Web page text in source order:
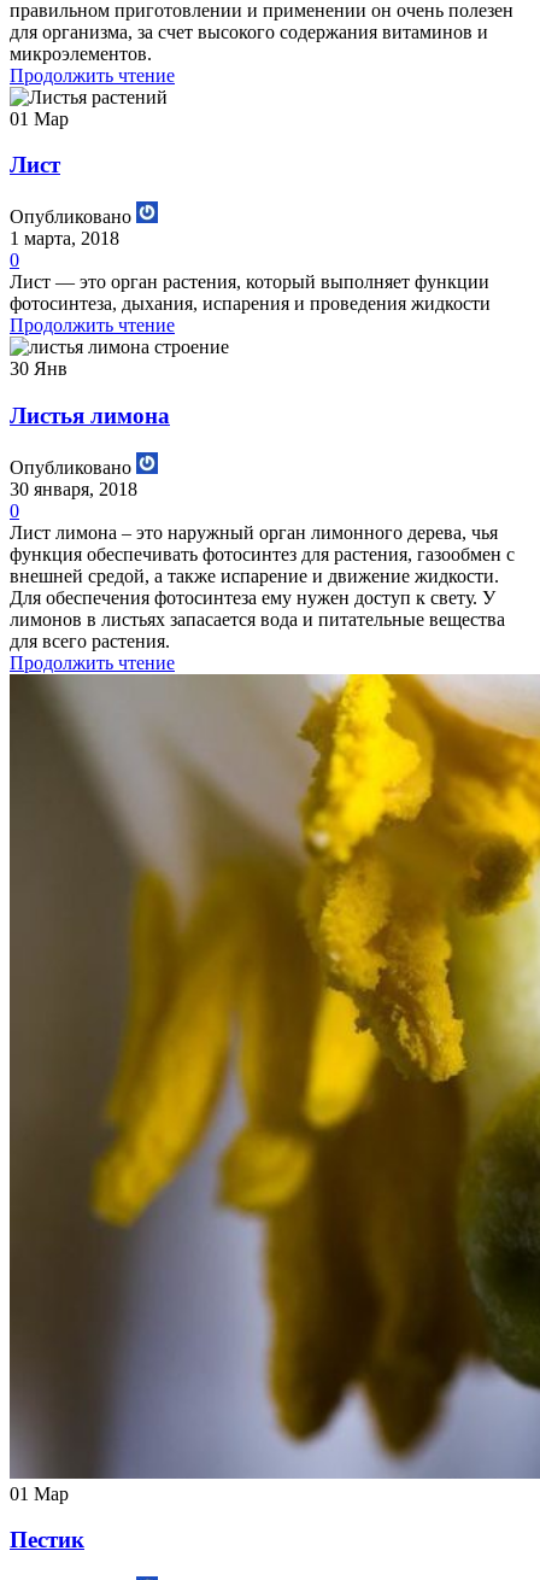
правильном приготовлении и применении он очень полезен
для организма, за счет высокого содержания витаминов и
микроэлементов.
Продолжить чтение
01 Мар
Лист
Опубликовано
1 марта, 2018
0
Лист — это орган растения, который выполняет функции
фотосинтеза, дыхания, испарения и проведения жидкости
Продолжить чтение
30 Янв
Листья лимона
Опубликовано
30 января, 2018
0
Лист лимона – это наружный орган лимонного дерева, чья
функция обеспечивать фотосинтез для растения, газообмен с
внешней средой, а также испарение и движение жидкости.
Для обеспечения фотосинтеза ему нужен доступ к свету. У
лимонов в листьях запасается вода и питательные вещества
для всего растения.
Продолжить чтение
01 Мар
Пестик